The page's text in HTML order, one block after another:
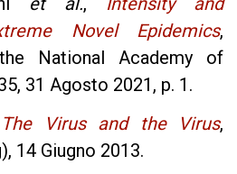
Novel Epidemics,
National Academy of
31 Agosto 2021, p. 1.
The Virus and the Virus,
14 Giugno 2013.